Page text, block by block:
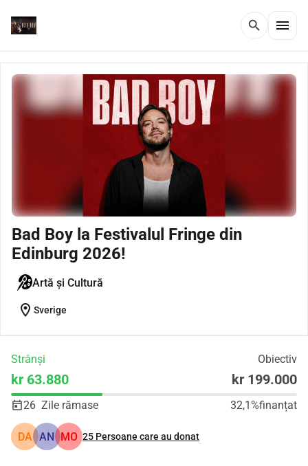
search menu
Bad Boy la Festivalul Fringe din
Edinburg 2026!
Artă și Cultură
location_on Sverige
Strânși Obiectiv
kr 63.880 kr 199.000
26 Zile rămase 32,1%finanțat
DA AN MO 25 Persoane care au donat